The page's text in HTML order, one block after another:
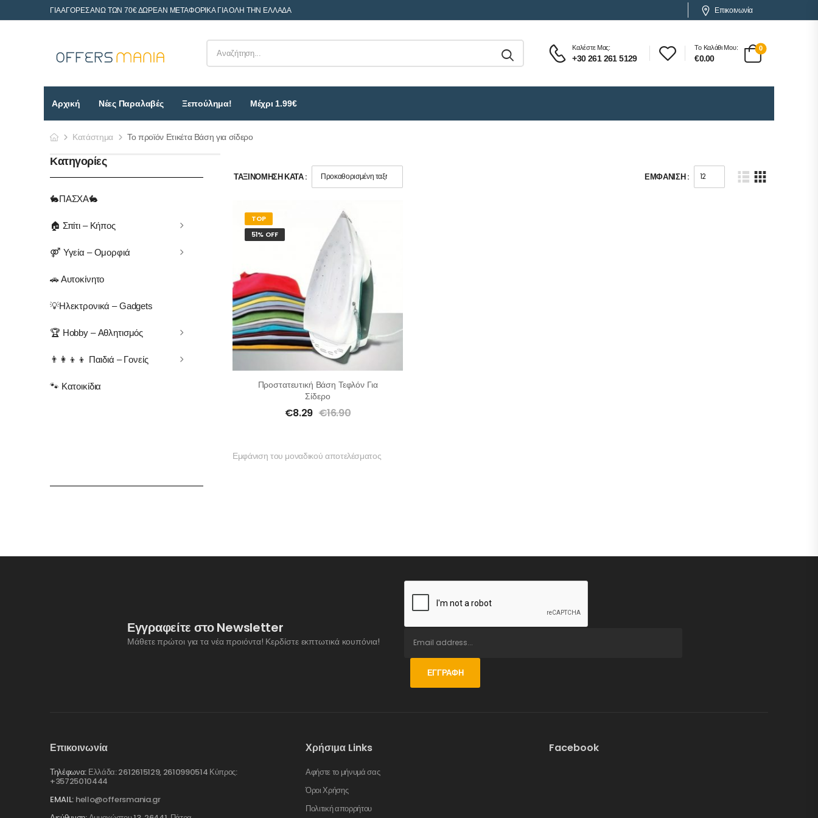
ΓΙΑ ΑΓΟΡΕΣ ΑΝΩ ΤΩΝ 70€ ΔΩΡΕΑΝ ΜΕΤΑΦΟΡΙΚΑ ΓΙΑ ΟΛΗ ΤΗΝ ΕΛΛΑΔΑ Επικοινωνία
Καλέστε Μας:
+30 261 261 5129
Το Καλάθι Μου:
€0.00
0
Αρχική Νέες Παραλαβές Ξεπούλημα! Μέχρι 1.99€
Κατάστημα
Το προϊόν Ετικέτα Βάση για σίδερο
Κατηγορίες
🐇ΠΑΣΧΑ🐇
🏠 Σπίτι – Κήπος
⚤ Υγεία – Ομορφιά
🚗 Αυτοκίνητο
💡Ηλεκτρονικά – Gadgets
🏆 Hobby – Αθλητισμός
👨‍👩‍👦‍👦 Παιδιά – Γονείς
🐾 Κατοικίδια
ΤΑΞΙΝΌΜΗΣΗ ΚΑΤΆ : ΕΜΦΆΝΙΣΗ :
TOP
51% OFF
Προστατευτική Βάση Τεφλόν Για
Σίδερο
€8.29 €16.90
Εμφάνιση του μοναδικού αποτελέσματος
Εγγραφείτε στο Newsletter
Μάθετε πρώτοι για τα νέα προιόντα! Κερδίστε εκπτωτικά κουπόνια!
ΕΓΓΡΑΦΉ
Επικοινωνία
Τηλέφωνα: Ελλάδα: 2612615129, 2610990514 Κύπρος:
+35725010444
EMAIL: hello@offersmania.gr
Χρήσιμα Links
Αφήστε το μήνυμά σας
Όροι Χρήσης
Πολιτική απορρήτου
Facebook